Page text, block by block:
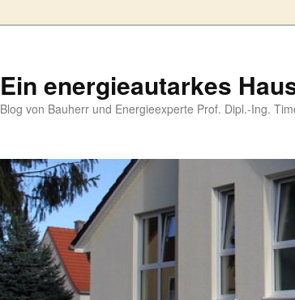
Ein energieautarkes
Blog von Bauherr und Energieexperte Prof. Dipl.-Ing.